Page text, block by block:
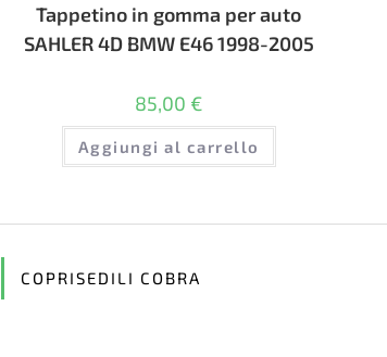
Tappetino in gomma per auto
SAHLER 4D BMW E46 1998-2005
85,00 €
Aggiungi al carrello
COPRISEDILI COBRA